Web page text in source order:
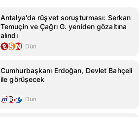
Antalya'da rüşvet soruşturması: Serkan
Temuçin ve Çağrı G. yeniden gözaltına
alındı
Dün
Cumhurbaşkanı Erdoğan, Devlet Bahçeli
ile görüşecek
Dün